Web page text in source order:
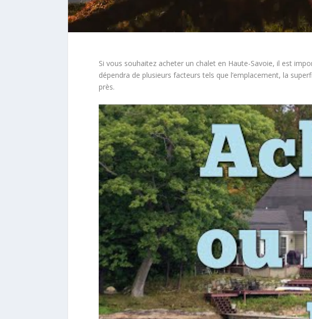
Si vous souhaitez acheter un chalet en Haute-Savoie, il est
dépendra de plusieurs facteurs tels que l’emplacement, la
près.